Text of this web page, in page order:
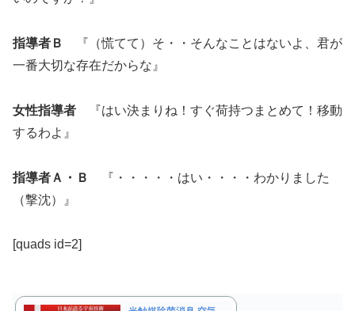
指導者Ｂ
『（慌てて）そ・・そんなことはないよ、君が
一番大切な存在だからな』
女性指導者
『はい決まりね！すぐ荷持つまとめて！移動
するわよ』
指導者Ａ・Ｂ
『・・・・・はい・・・・わかりました
（撃沈）』
[quads id=2]